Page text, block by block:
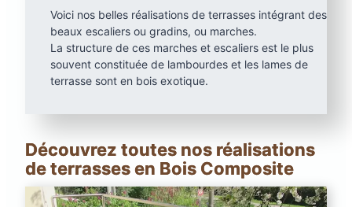
Voici nos belles réalisations de terrasses intégrant des
beaux escaliers ou gradins, ou marches.
La structure de ces marches et escaliers est le plus
souvent constituée de lambourdes et les lames de
terrasse sont en bois exotique.
Découvrez toutes nos réalisations
de terrasses en Bois Composite